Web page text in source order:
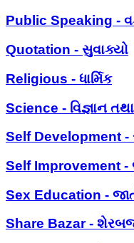
Public Speaking -
Quotation - સુવાક્યો
Religious - ધાર્મિક
Science - વિજ્ઞાન
Self Development -
Self Improvement -
Sex Education -
Share Bazar -